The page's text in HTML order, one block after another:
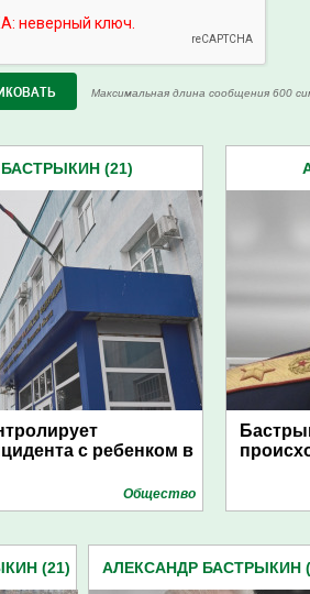
Максимальная длина сообщения 600
(21)
с ребенком в
Общество
(21) АЛЕКСАНДР БАСТРЫКИН